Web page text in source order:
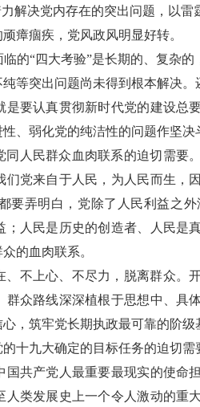
解决党内存在的突出问题，以
瘴痼疾，党风政风明显好转。
的“四大考验”是长期的、复杂
等突出问题尚未得到根本解决
是要认真贯彻新时代党的建设总
、弱化党的纯洁性的问题作坚决
人民群众血肉联系的迫切需要
党来自于人民，为人民而生，
要弄明白，党除了人民利益之
人民是历史的创造者、人民是
的血肉联系。
、不上心、不尽力，脱离群众。
众路线深深植根于思想中、具
，筑牢党长期执政最可靠的阶级
十九大确定的目标任务的迫切
共产党人最重要最现实的使命
类发展史上一个令人激动的重